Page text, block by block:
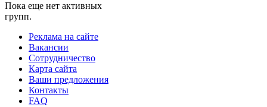
Пока еще нет активных
групп.
Реклама на сайте
Вакансии
Сотрудничество
Карта сайта
Ваши предложения
Контакты
FAQ